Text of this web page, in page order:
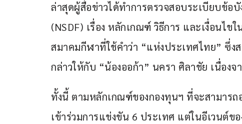
ล่าสุดผู้สื่อข่าวได้ทำการตรวจสอบระเบียบข้
(NSDF) เรื่อง หลักเกณฑ์ วิธีการ และเงื่อนไ
สมาคมกีฬาที่ใช้คำว่า “แห่งประเทศไทย” ซึ่ง
กล่าวให้กับ “น้องออก้า” นครา ศิลาชัย เนื่อง
ทั้งนี้ ตามหลักเกณฑ์ของกองทุนฯ ที่จะสามาร
เข้าร่วมการแข่งขัน 6 ประเทศ แต่ในอีเวนต์